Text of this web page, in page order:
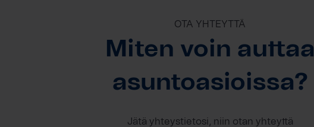
OTA YHTEYTTÄ
Miten voin auttaa
asuntoasioissa?
Jätä yhteystietosi, niin otan yhteyttä